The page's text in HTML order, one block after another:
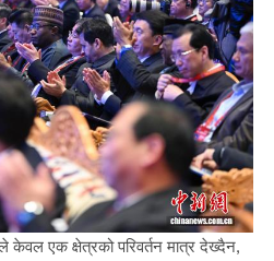
केवल एक क्षेत्रको परिवर्तन मात्र देख्दैन,